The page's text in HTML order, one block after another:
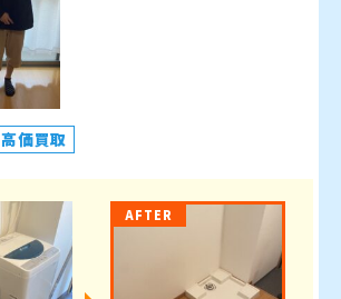
高価買取
AFTER